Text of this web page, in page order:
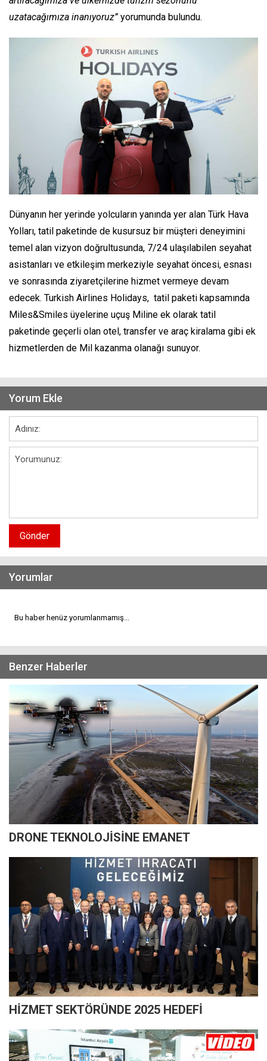
uzatacağımıza inanıyoruz”yorumunda bulundu.
Dünyanın her yerinde yolcuların yanında yer alan Türk Hava
Yolları, tatil paketinde de kusursuz bir müşteri deneyimini
temel alan vizyon doğrultusunda, 7/24 ulaşılabilen seyahat
asistanları ve etkileşim merkeziyle seyahat öncesi, esnası
ve sonrasında ziyaretçilerine hizmet vermeye devam
edecek. Turkish Airlines Holidays, tatil paketi kapsamında
Miles&Smiles üyelerine uçuş Miline ek olarak tatil
paketinde geçerli olan otel, transfer ve araç kiralama gibi ek
hizmetlerden de Mil kazanma olanağı sunuyor.
Yorum Ekle
Gönder
Yorumlar
Bu haber henüz yorumlanmamış...
Benzer Haberler
DRONE TEKNOLOJİSİNE EMANET
HİZMET SEKTÖRÜNDE 2025 HEDEFİ